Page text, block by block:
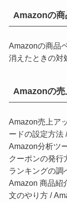
Amazonの商
Amazonの商品
消えたときの対
Amazonの売
Amazon売上ア
ードの設定方法
Amazon分析ツ
クーポンの発行
ランキングの調
Amazon 商品紹
文のやり方 /